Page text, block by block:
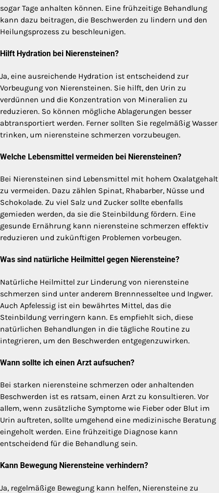
sogar Tage anhalten können. Eine frühzeitige Behandlung
kann dazu beitragen, die Beschwerden zu lindern und den
Heilungsprozess zu beschleunigen.
Hilft Hydration bei Nierensteinen?
Ja, eine ausreichende Hydration ist entscheidend zur
Vorbeugung von Nierensteinen. Sie hilft, den Urin zu
verdünnen und die Konzentration von Mineralien zu
reduzieren. So können mögliche Ablagerungen besser
abtransportiert werden. Ferner sollten Sie regelmäßig Wasser
trinken, um nierensteine schmerzen vorzubeugen.
Welche Lebensmittel vermeiden bei Nierensteinen?
Bei Nierensteinen sind Lebensmittel mit hohem Oxalatgehalt
zu vermeiden. Dazu zählen Spinat, Rhabarber, Nüsse und
Schokolade. Zu viel Salz und Zucker sollte ebenfalls
gemieden werden, da sie die Steinbildung fördern. Eine
gesunde Ernährung kann nierensteine schmerzen effektiv
reduzieren und zukünftigen Problemen vorbeugen.
Was sind natürliche Heilmittel gegen Nierensteine?
Natürliche Heilmittel zur Linderung von nierensteine
schmerzen sind unter anderem Brennnesseltee und Ingwer.
Auch Apfelessig ist ein bewährtes Mittel, das die
Steinbildung verringern kann. Es empfiehlt sich, diese
natürlichen Behandlungen in die tägliche Routine zu
integrieren, um den Beschwerden entgegenzuwirken.
Wann sollte ich einen Arzt aufsuchen?
Bei starken nierensteine schmerzen oder anhaltenden
Beschwerden ist es ratsam, einen Arzt zu konsultieren. Vor
allem, wenn zusätzliche Symptome wie Fieber oder Blut im
Urin auftreten, sollte umgehend eine medizinische Beratung
eingeholt werden. Eine frühzeitige Diagnose kann
entscheidend für die Behandlung sein.
Kann Bewegung Nierensteine verhindern?
Ja, regelmäßige Bewegung kann helfen, Nierensteine zu